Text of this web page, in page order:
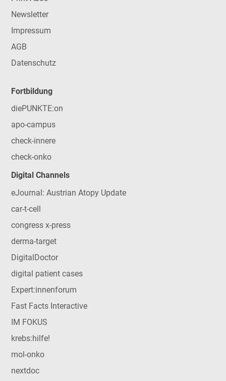
Newsletter
Impressum
AGB
Datenschutz
Fortbildung
diePUNKTE:on
apo-campus
check-innere
check-onko
Digital Channels
eJournal: Austrian Atopy Update
car-t-cell
congress x-press
derma-target
DigitalDoctor
digital patient cases
Expert:innenforum
Fast Facts Interactive
IM FOKUS
krebs:hilfe!
mol-onko
nextdoc